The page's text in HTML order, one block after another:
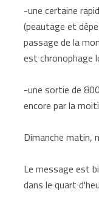
-une certaine
(peautage et
passage de la
est chronophage
-une sortie de
encore par la
Dimanche matin,
Le message est
dans le quart